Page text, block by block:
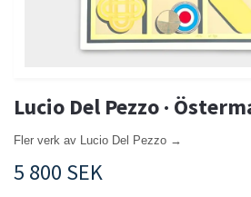
Lucio Del Pezzo ·
Fler verk av Lucio Del Pezzo →
5 800 SEK